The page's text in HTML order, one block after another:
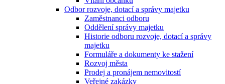
Odbor rozvoje, dotací a správy majetku
Zaměstnanci odboru
Oddělení správy majetku
Historie odboru rozvoje, dotací a správy
majetku
Formuláře a dokumenty ke stažení
Rozvoj města
Prodej a pronájem nemovitostí
Veřejné zakázky